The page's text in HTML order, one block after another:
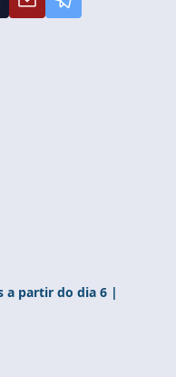
a partir do dia 6 |